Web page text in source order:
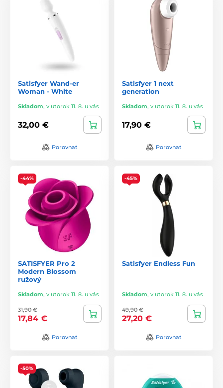
Satisfyer Wand-er
Woman - White
Skladom, v utorok 11. 8. u vás
32,00 €
Porovnať
Satisfyer 1 next
generation
Skladom, v utorok 11. 8. u vás
17,90 €
Porovnať
-44%
SATISFYER Pro 2
Modern Blossom
ružový
Skladom, v utorok 11. 8. u vás
31,90 €
17,84 €
Porovnať
-45%
Satisfyer Endless Fun
Skladom, v utorok 11. 8. u vás
49,90 €
27,20 €
Porovnať
-50%